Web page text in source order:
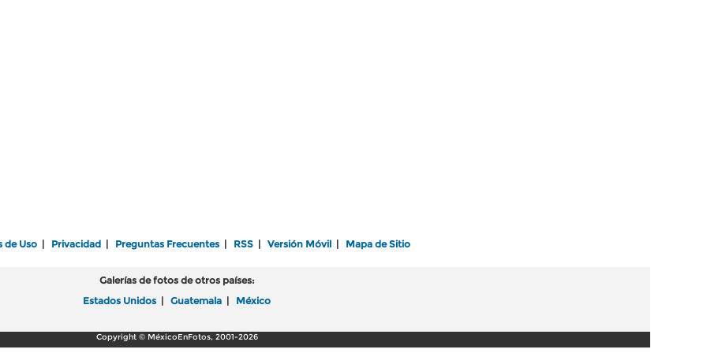
de Uso Privacidad Preguntas Frecuentes RSS Versión Móvil Mapa de Sitio
Galerías de fotos de otros países:
Estados Unidos
Guatemala México
Copyright © MéxicoEnFotos, 2001-2026